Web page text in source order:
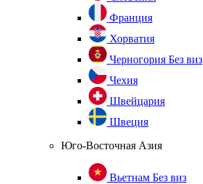
Франция
Хорватия
Черногория Без виз
Чехия
Швейцария
Швеция
Юго-Восточная Азия
Вьетнам Без виз